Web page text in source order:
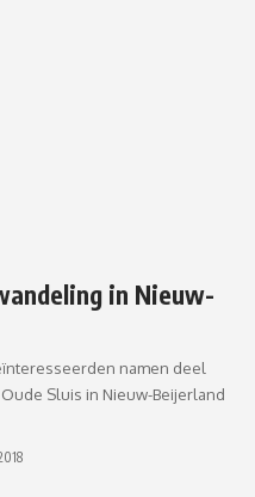
in Nieuw-
namen deel
Sluis in Nieuw-Beijerland